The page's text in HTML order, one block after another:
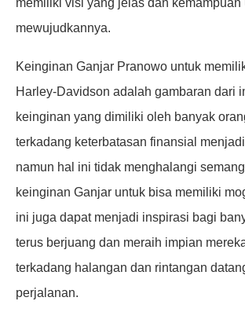
memiliki visi yang jelas dan kemampuan
mewujudkannya.
Keinginan Ganjar Pranowo untuk
Harley-Davidson adalah gambaran dari
keinginan yang dimiliki oleh banyak
terkadang keterbatasan finansial
namun hal ini tidak menghalangi
keinginan Ganjar untuk bisa memiliki
ini juga dapat menjadi inspirasi bagi
terus berjuang dan meraih impian
terkadang halangan dan rintangan
perjalanan.